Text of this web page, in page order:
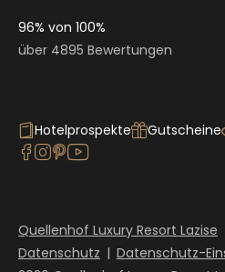
96% von 100%
über 4895 Bewertungen
Hotelprospekte Gutscheine
Quellenhof Luxury Resort Lazise
Datenschutz | Datenschutz-